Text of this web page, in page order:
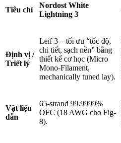
Tiêu chí
Nordost White
Lightning 3
Định vị /
Triết lý
Leif 3 – tối ưu “tốc độ,
chi tiết, sạch nền” bằng
thiết kế cơ học (Micro
Mono-Filament,
mechanically tuned lay).
Vật liệu
dẫn
65-strand 99.9999%
OFC (18 AWG cho Fig-
8).